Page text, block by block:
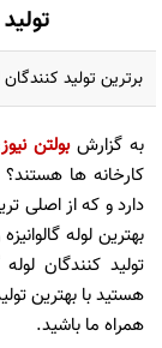
برترین تولید
به گزارشبولتن نیوز
کارخانه ‌ها هستند؟
دارد و که از اصلی‌
بهترین لوله
تولید کنندگان
هستید با بهترین
همراه ما باشید.